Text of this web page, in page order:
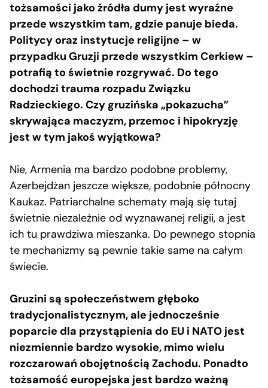
tożsamości jako źródła dumy jest wyraźne
przede wszystkim tam, gdzie panuje bieda.
Politycy oraz instytucje religijne – w
przypadku Gruzji przede wszystkim Cerkiew –
potrafią to świetnie rozgrywać. Do tego
dochodzi trauma rozpadu Związku
Radzieckiego. Czy gruzińska „pokazucha”
skrywająca maczyzm, przemoc i hipokryzję
jest w tym jakoś wyjątkowa?
Nie, Armenia ma bardzo podobne problemy,
Azerbejdżan jeszcze większe, podobnie północny
Kaukaz. Patriarchalne schematy mają się tutaj
świetnie niezależnie od wyznawanej religii, a jest
ich tu prawdziwa mieszanka. Do pewnego stopnia
te mechanizmy są pewnie takie same na całym
świecie.
Gruzini są społeczeństwem głęboko
tradycjonalistycznym, ale jednocześnie
poparcie dla przystąpienia do EU i NATO jest
niezmiennie bardzo wysokie, mimo wielu
rozczarowań obojętnością Zachodu. Ponadto
tożsamość europejska jest bardzo ważną